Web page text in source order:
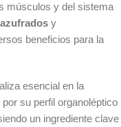
músculos y del sistema
y
beneficios para la
esencial en la
su perfil organoléptico
un ingrediente clave